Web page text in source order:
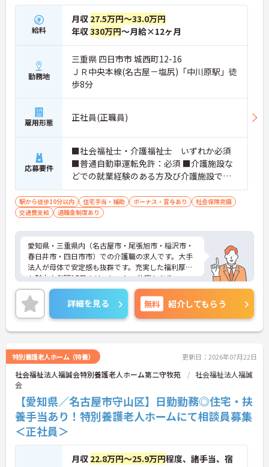
給料
月収 27.5万円～33.0万円
年収330万円～月給×12ヶ月
勤務地
三重県 四日市市 城西町12-16
ＪＲ中央本線(名古屋－塩尻)「中川原駅」徒
歩8分
雇用形態 正社員(正職員)
応募要件
■社会福祉士・介護福祉士 いずれか必須
■普通自動車運転免許：必須 ■介護施設な
どでの就業経験のある方及び介護施設での
夜勤経験が有る方
駅から徒歩10分以内 住宅手当・補助 ボーナス・賞与あり
社会保険完備
交通費支給
退職金制度あり
愛知県・三重県内（名古屋市・尾張旭市・稲沢市・
春日井市・四日市市）での介護職の求人です。大手
法人が母体で安定感も抜群です。充実した福利厚生
も魅力♪年間17日のリフレッシュ休暇もあり、ワー
クライフバランスを重視した働き方が叶います。ご
興味のある方には、面接対策ポイントなど、さらに
詳細をお話しいたしますのでお気軽にご相談くださ
い！
詳細を見る 無料 紹介してもらう
特別養護老人ホーム（特養） 更新日：2026年07月22日
社会福祉法人福誠会特別養護老人ホーム第二守牧苑
社会福祉法人福誠
会
【愛知県／名古屋市守山区】日勤勤務◎住宅・扶
養手当あり！特別養護老人ホームにて相談員募集
＜正社員＞
月収 22.8万円～25.9万円程度、諸手当、宿